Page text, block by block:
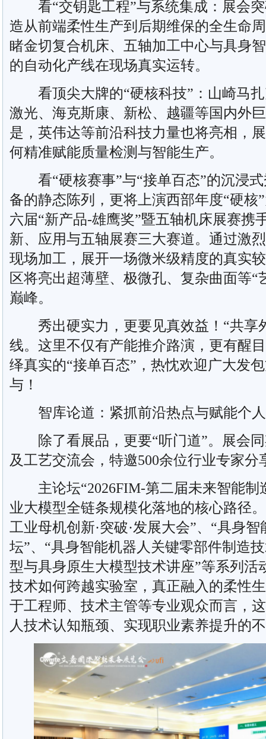
看“交钥匙工程”与系统集成：展会突
造从前端柔性生产到后期维保的全生命
睹金切复合机床、五轴加工中心与具身
的自动化产线在现场真实运转。
看顶尖大牌的“硬核科技”：山崎马扎
激光、海克斯康、新松、越疆等国内外
是，英伟达等前沿科技力量也将亮相，
何精准赋能质量检测与智能生产。
看“硬核赛事”与“接单百态”的沉浸式
备的静态陈列，更将上演西部年度“硬核
六届“新产品-雄鹰奖”暨五轴机床展赛携
新、应用与五轴展赛三大赛道。通过激
现场加工，展开一场微米级精度的真实
区将亮出超薄壁、极微孔、复杂曲面等“
巅峰。
秀出硬实力，更要见真效益！“共享
线。这里不仅有产能推介路演，更有醒
绎真实的“接单百态”，热忱欢迎广大发
与！
智库论道：紧抓前沿热点与赋能个
除了看展品，更要“听门道”。展会同
及工艺交流会，特邀500余位行业专家分
主论坛“2026FIM-第二届未来智能制
业大模型全链条规模化落地的核心路径
工业母机创新·突破·发展大会”、“具身
坛”、“具身智能机器人关键零部件制造
型与具身原生大模型技术讲座”等系列活
技术如何跨越实验室，真正融入的柔性
于工程师、技术主管等专业观众而言，
人技术认知瓶颈、实现职业素养提升的